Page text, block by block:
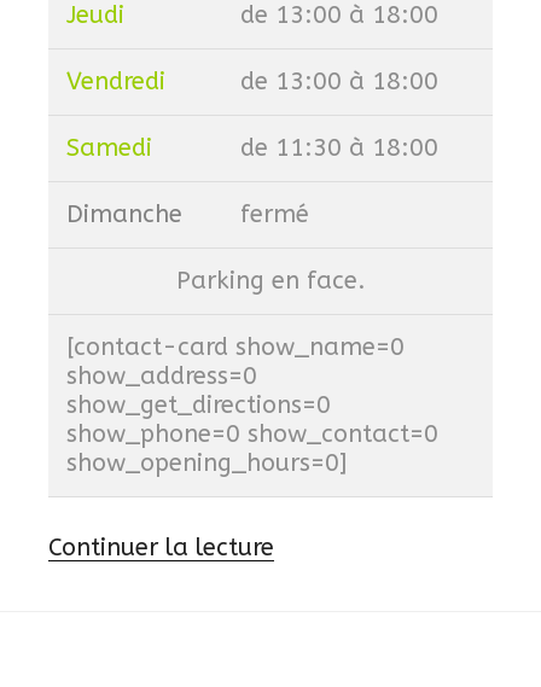
Jeudi de 13:00 à 18:00
Vendredi de 13:00 à 18:00
Samedi de 11:30 à 18:00
Dimanche fermé
Parking en face.
[contact-card show_name=0
show_address=0
show_get_directions=0
show_phone=0 show_contact=0
show_opening_hours=0]
Continuer la lecture